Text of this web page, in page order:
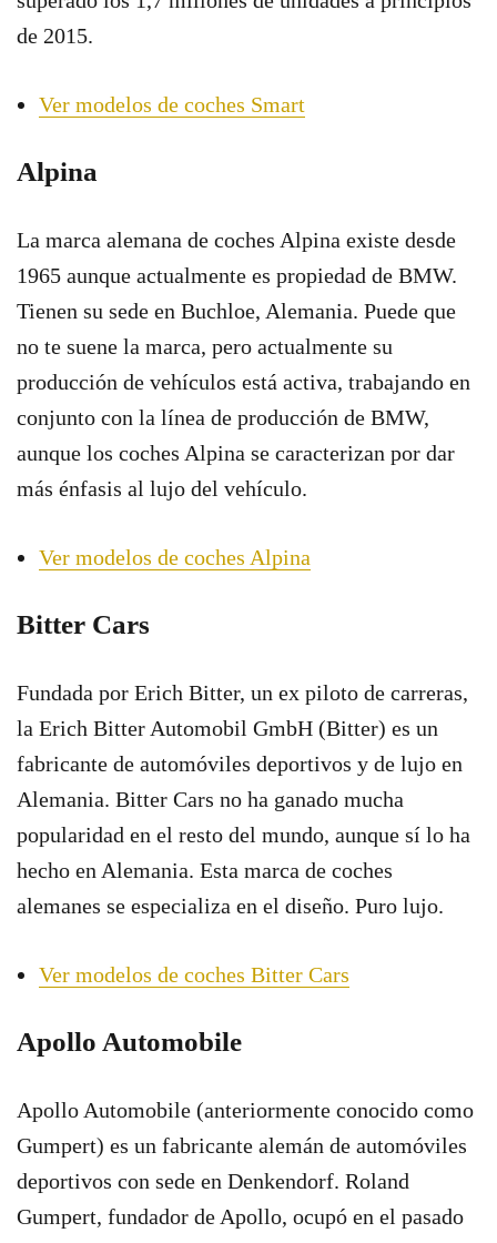
de 2015.
Ver modelos de coches Smart
Alpina
La marca alemana de coches Alpina existe desde
1965 aunque actualmente es propiedad de BMW.
Tienen su sede en Buchloe, Alemania. Puede que
no te suene la marca, pero actualmente su
producción de vehículos está activa, trabajando en
conjunto con la línea de producción de BMW,
aunque los coches Alpina se caracterizan por dar
más énfasis al lujo del vehículo.
Ver modelos de coches Alpina
Bitter Cars
Fundada por Erich Bitter, un ex piloto de carreras,
la Erich Bitter Automobil GmbH (Bitter) es un
fabricante de automóviles deportivos y de lujo en
Alemania. Bitter Cars no ha ganado mucha
popularidad en el resto del mundo, aunque sí lo ha
hecho en Alemania. Esta marca de coches
alemanes se especializa en el diseño. Puro lujo.
Ver modelos de coches Bitter Cars
Apollo Automobile
Apollo Automobile (anteriormente conocido como
Gumpert) es un fabricante alemán de automóviles
deportivos con sede en Denkendorf. Roland
Gumpert, fundador de Apollo, ocupó en el pasado